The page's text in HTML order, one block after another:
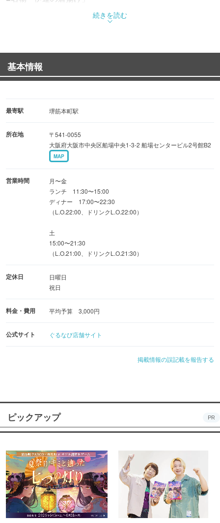
東北直送の地鶏を使用し、外はカリッと香ばしく中はふっ
北国直送の鮮魚を使用したお刺身や、十和田ばら焼きなど
の郷土料理も人気。
や各種お集まりにも最適です。
+880円で北国地酒も飲み放題に♪
明るく活気あふれる店内はカウンター席・テーブル席・座
仕事帰りの一杯からランチ、昼飲みまで幅広くご利用いた
続きを読む
基本情報
最寄駅 堺筋本町駅
所在地
〒541-0055
大阪府大阪市中央区船場中央1-3-2 船場センタービル2号館B2
MAP
営業時間
月〜金
ランチ 11:30〜15:00
ディナー 17:00〜22:30
（L.O.22:00、ドリンクL.O.22:00）
土
15:00〜21:30
（L.O.21:00、ドリンクL.O.21:30）
定休日
日曜日
祝日
料金・費用 平均予算 3,000円
公式サイト ぐるなび店舗サイト
掲載情報の誤記載を報告する
ピックアップ PR